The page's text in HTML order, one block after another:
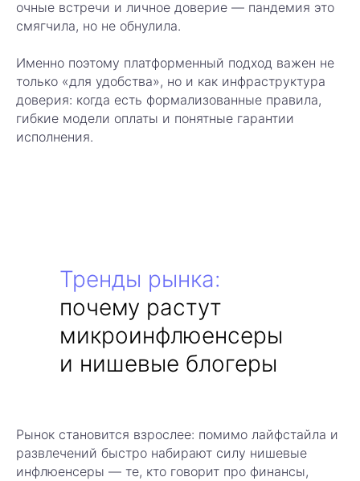
очные встречи и личное доверие — пандемия это
смягчила, но не обнулила.
Именно поэтому платформенный подход важен не
только «для удобства», но и как инфраструктура
доверия: когда есть формализованные правила,
гибкие модели оплаты и понятные гарантии
исполнения.
Тренды рынка:
почему растут
микроинфлюенсеры
и нишевые блогеры
Рынок становится взрослее: помимо лайфстайла и
развлечений быстро набирают силу нишевые
инфлюенсеры — те, кто говорит про финансы,
регистрацию
Подключайтесь к нашей платформе и
запускайте рекламные кампании,
которые приносят реальный рост и
новых клиентов — полный контроль и
аналитика на каждом шагу
гарантией
Умножайте
эффективности